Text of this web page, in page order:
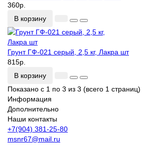
360р.
В корзину
Грунт ГФ-021 серый, 2,5 кг, Лакра шт
815р.
В корзину
Показано с 1 по 3 из 3 (всего 1 страниц)
Информация
Дополнительно
Наши контакты
+7(904) 381-25-80
msnr67@mail.ru